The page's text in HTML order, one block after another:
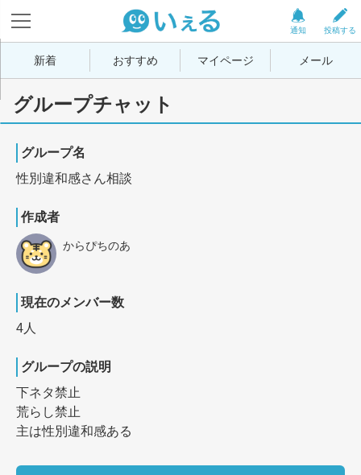
投稿する
通知
新着 おすすめ マイページ メール
グループチャット
グループ名
性別違和感さん相談
作成者
からぴちのあ
現在のメンバー数
4人
グループの説明
下ネタ禁止
荒らし禁止
主は性別違和感ある